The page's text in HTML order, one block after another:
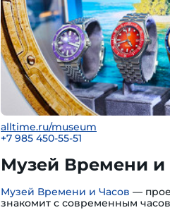
alltime.ru/museum
+7 985 450-55-51
Музей Времени и
Музей Времени и Часов —
знакомит с современным